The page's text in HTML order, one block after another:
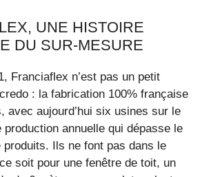
UNE HISTOIRE
DU SUR-MESURE
Franciaflex n’est pas un petit
: la fabrication 100% française
avec aujourd’hui six usines sur le
annuelle qui dépasse le
produits. Ils ne font pas dans le
soit pour une fenêtre de toit, un